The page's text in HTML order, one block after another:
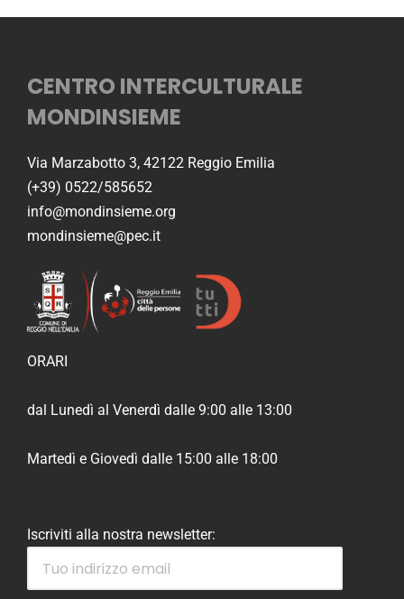
CENTRO INTERCULTURALE
MONDINSIEME
Via Marzabotto 3, 42122 Reggio Emilia
(+39) 0522/585652
info@mondinsieme.org
mondinsieme@pec.it
ORARI
dal Lunedì al Venerdì dalle 9:00 alle 13:00
Martedì e Giovedì dalle 15:00 alle 18:00
Iscriviti alla nostra newsletter: